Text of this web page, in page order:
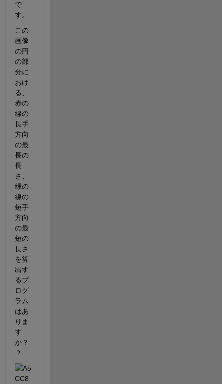
で
す。
この
画像
の円
の部
分に
おけ
る、
赤の
線の
長手
方向
の最
長の
長
さ、
緑の
線の
短手
方向
の最
短の
長さ
を算
出す
るプ
ログ
ラム
はあ
りま
す
か？
？